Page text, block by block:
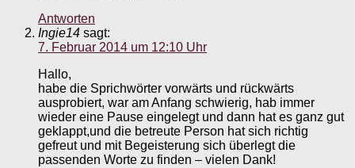
Antworten
Ingie14 sagt:
7. Februar 2014 um 12:10 Uhr
Hallo,
habe die Sprichwörter vorwärts und rückwärts
ausprobiert, war am Anfang schwierig, hab immer
wieder eine Pause eingelegt und dann hat es ganz gut
geklappt,und die betreute Person hat sich richtig
gefreut und mit Begeisterung sich überlegt die
passenden Worte zu finden – vielen Dank!